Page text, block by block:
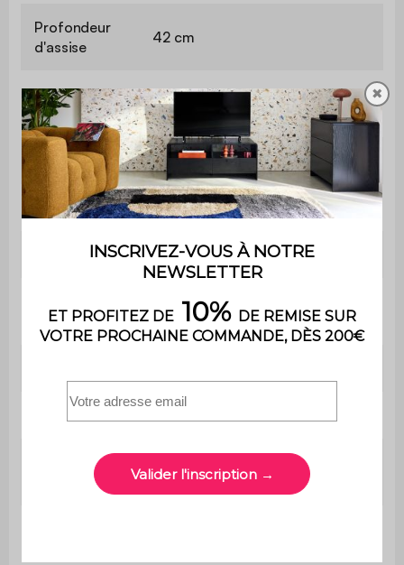
Profondeur
d'assise
42 cm
Poids max.
supporté
110 kg par place
Utilisation Intérieur
Usage Usage domestique uniquement
Garantie 2 ans
Montage
Le montage est très simple, une
notice est fournie
Dimensions
L 41,5 x P 42 cm
✖